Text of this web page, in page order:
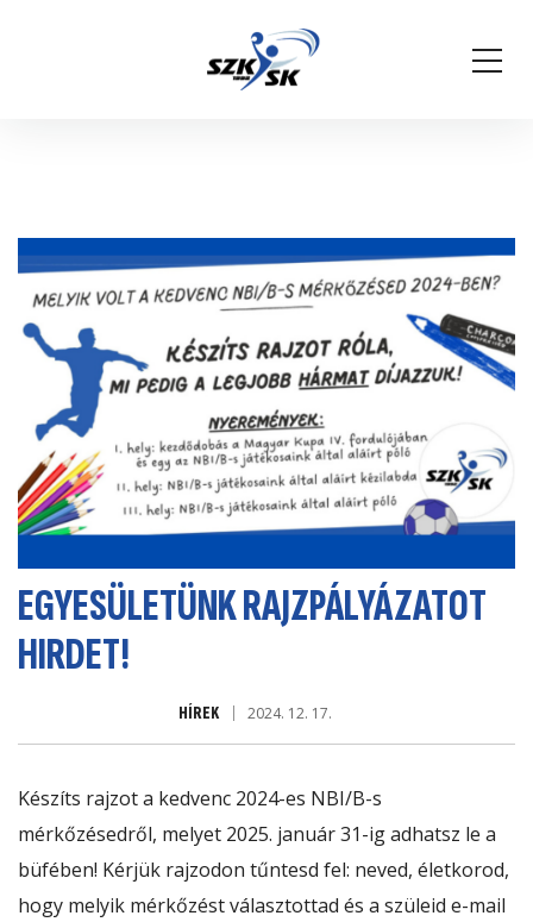
EGYESÜLETÜNK RAJZPÁLYÁZATOT
HIRDET!
HÍREK 2024. 12. 17.
Készíts rajzot a kedvenc 2024-es NBI/B-s
mérkőzésedről, melyet 2025. január 31-ig adhatsz le a
büfében! Kérjük rajzodon tűntesd fel: neved, életkorod,
hogy melyik mérkőzést választottad és a szüleid e-mail